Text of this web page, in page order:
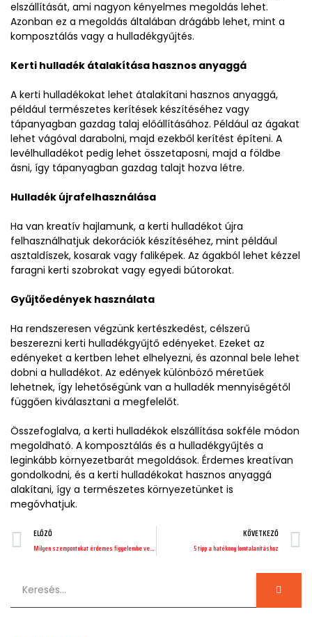
elszállítását, ami nagyon kényelmes megoldás lehet.
Azonban ez a megoldás általában drágább lehet, mint a
komposztálás vagy a hulladékgyűjtés.
Kerti hulladék átalakítása hasznos anyaggá
A kerti hulladékokat lehet átalakítani hasznos anyaggá,
például természetes kerítések készítéséhez vagy
tápanyagban gazdag talaj előállításához. Például az ágakat
lehet vágóval darabolni, majd ezekből kerítést építeni. A
levélhulladékot pedig lehet összetaposni, majd a földbe
ásni, így tápanyagban gazdag talajt hozva létre.
Hulladék újrafelhasználása
Ha van kreatív hajlamunk, a kerti hulladékot újra
felhasználhatjuk dekorációk készítéséhez, mint például
asztaldíszek, kosarak vagy faliképek. Az ágakból lehet kézzel
faragni kerti szobrokat vagy egyedi bútorokat.
Gyűjtőedények használata
Ha rendszeresen végzünk kertészkedést, célszerű
beszerezni kerti hulladékgyűjtő edényeket. Ezeket az
edényeket a kertben lehet elhelyezni, és azonnal bele lehet
dobni a hulladékot. Az edények különböző méretűek
lehetnek, így lehetőségünk van a hulladék mennyiségétől
függően kiválasztani a megfelelőt.
Összefoglalva, a kerti hulladékok elszállítása sokféle módon
megoldható. A komposztálás és a hulladékgyűjtés a
leginkább környezetbarát megoldások. Érdemes kreatívan
gondolkodni, és a kerti hulladékokat hasznos anyaggá
alakítani, így a természetes környezetünket is
megóvhatjuk.
ELŐZŐ
Milyen szempontokat érdemes figyelembe venni a lomtalanító cég kiválasztásakor? 7+1 tipp!
KÖVETKEZŐ
5 tipp a hatékony lomtalanításhoz